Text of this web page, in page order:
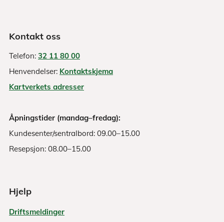
Kontakt oss
Telefon: 32 11 80 00
Henvendelser: Kontaktskjema
Kartverkets adresser
Åpningstider (mandag–fredag):
Kundesenter/sentralbord: 09.00–15.00
Resepsjon: 08.00–15.00
Hjelp
Driftsmeldinger